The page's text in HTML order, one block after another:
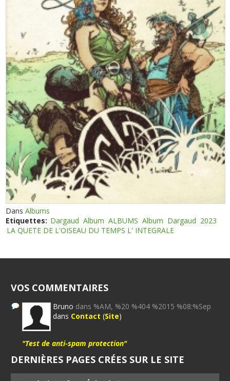
DansAlbums
Etiquettes: Dargaud Album ALBUMS Album Dargaud 2023
LA QUETE DE L'OISEAU DU TEMPS L' INTEGRALE
VOS COMMENTAIRES
Bruno dans %AM, %20 %404 %2015 %08:%Sep
dans Contact (Site)
"Test de anti-spam protection"
DERNIÈRES PAGES CRÉES SUR LE SITE